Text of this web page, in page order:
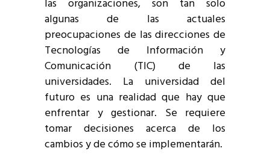
las organizaciones, son tan solo
algunas de las actuales
preocupaciones de las direcciones de
Tecnologías de Información y
Comunicación (TIC) de las
universidades. La universidad del
futuro es una realidad que hay que
enfrentar y gestionar. Se requiere
tomar decisiones acerca de los
cambios y de cómo se implementarán.